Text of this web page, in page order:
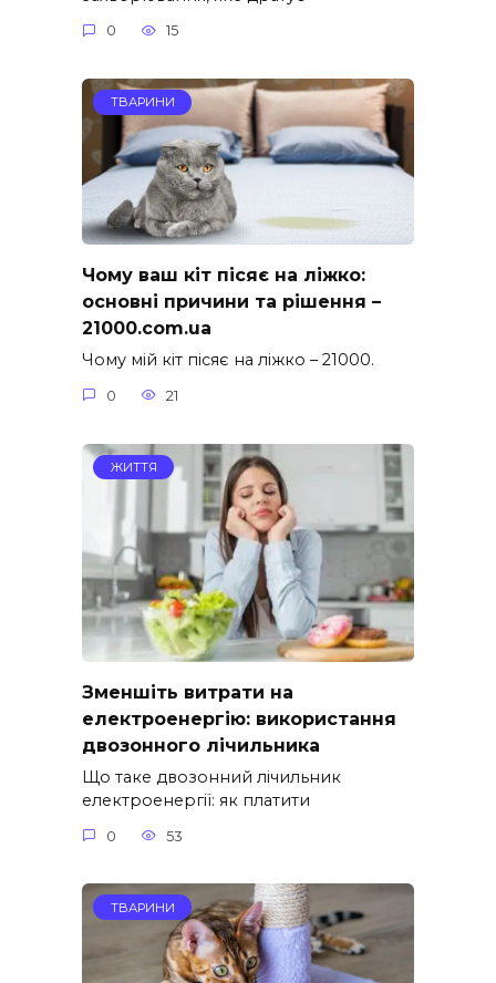
0 15
ТВАРИНИ
Чому ваш кіт пісяє на ліжко:
основні причини та рішення –
21000.com.ua
Чому мій кіт пісяє на ліжко – 21000.
0 21
ЖИТТЯ
Зменшіть витрати на
електроенергію: використання
двозонного лічильника
Що таке двозонний лічильник
електроенергії: як платити
0 53
ТВАРИНИ